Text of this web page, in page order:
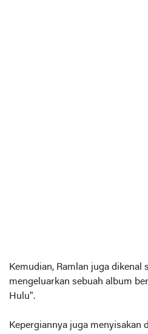
Kemudian, Ramlan juga dikenal
mengeluarkan sebuah album
Hulu".
Kepergiannya juga menyisakan